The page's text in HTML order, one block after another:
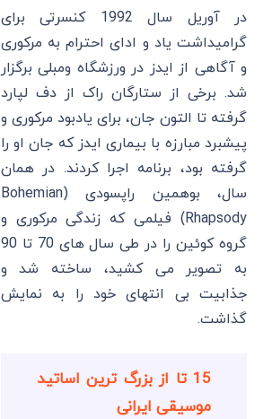
در آوریل سال 1992 کنسرتی برای
گرامیداشت یاد و ادای احترام به مرکوری
و آگاهی از ایدز در ورزشگاه ومبلی برگزار
شد. برخی از ستارگان راک از دف لپارد
گرفته تا التون جان، برای یادبود مرکوری و
پیشبرد مبارزه با بیماری ایدز که جان او را
گرفته بود، برنامه اجرا کردند. در همان
سال، بوهمین راپسودی (Bohemian
Rhapsody‎) فیلمی که زندگی مرکوری و
گروه کوئین را در طی سال های 70 تا 90
به تصویر می کشید، ساخته شد و
جذابیت بی انتهای خود را به نمایش
گذاشت.
15 تا از بزرگ ترین اساتید
موسیقی ایرانی